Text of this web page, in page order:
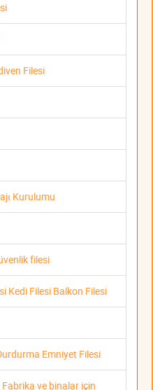
Filesi
Kurulumu
filesi
Kedi Filesi Balkon Filesi
Emniyet Filesi
ve binalar için